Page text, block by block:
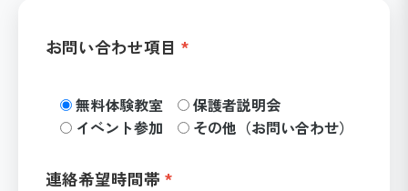
お問い合わせ項目
無料体験教室
保護者説明会
イベント参加
その他（お問い合わせ）
連絡希望時間帯